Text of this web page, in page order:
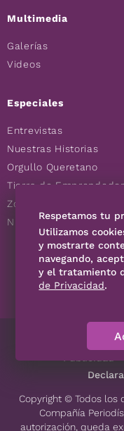
Multimedia
Galerías
Videos
Especiales
Entrevistas
Nuestras Historias
Orgullo Queretano
Tierra de
Zoociales
Nuevos Queretanos
Copyright © Todos los
Compañía
autorización, queda
Respetamos tu
Utilizamos
y mostrarte
navegando,
y el tratamiento
de Privacidad.